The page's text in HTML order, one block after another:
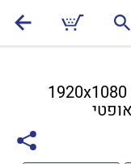
מחשבים All In One - אול אין וואן 1920x1080